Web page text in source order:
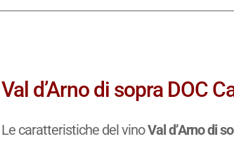
Val d’Arno di sopra DOC
Le caratteristiche del vinoVal d’Arno di